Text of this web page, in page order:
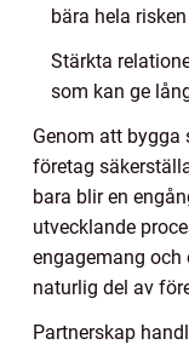
bära hela
Stärkta
som kan ge
Genom att bygga
företag
bara blir en
utvecklande
engagemang och
naturlig del av
Partnerskap